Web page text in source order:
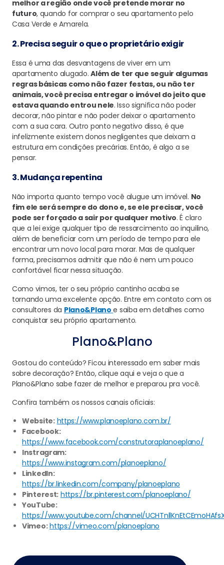
melhor a região onde você pretende morar no
futuro, quando for comprar o seu apartamento pelo
Casa Verde e Amarela.
2. Precisa seguir o que o proprietário exigir
Essa é uma das desvantagens de viver em um
apartamento alugado.Além de ter que seguir algumas
regras básicas como não fazer festas, ou não ter
animais, você precisa entregar o imóvel do jeito que
estava quando entrou nele. Isso significa não poder
decorar, não pintar e não poder deixar o apartamento
com a sua cara. Outro ponto negativo disso, é que
infelizmente existem donos negligentes que deixam a
estrutura em condições precárias. Então, é algo a se
pensar.
3. Mudança repentina
Não importa quanto tempo você alugue um imóvel. No
fim ele será sempre do dono e, se ele precisar, você
pode ser forçado a sair por qualquer motivo. É claro
que a lei exige qualquer tipo de ressarcimento ao inquilino,
além de beneficiar com um período de tempo para ele
encontrar um novo local para morar. Mas de qualquer
forma, precisamos admitir que não é nem um pouco
confortável ficar nessa situação.
Como vimos, ter o seu próprio cantinho acaba se
tornando uma excelente opção. Entre em contato com os
consultores da Plano&Plano e saiba em detalhes como
conquistar seu próprio apartamento.
Plano&Plano
Gostou do conteúdo? Ficou interessado em saber mais
sobre decoração? Então, clique aqui e veja o que a
Plano&Plano sabe fazer de melhor e preparou pra você.
Confira também os nossos canais oficiais:
Website: https://www.planoeplano.com.br/
Facebook:
https://www.facebook.com/construtoraplanoeplano/
Instragram:
https://www.instagram.com/planoeplano/
LinkedIn:
https://br.linkedin.com/company/planoeplano
Pinterest: https://br.pinterest.com/planoeplano/
YouTube:
https://www.youtube.com/channel/
Vimeo:https://vimeo.com/planoeplano